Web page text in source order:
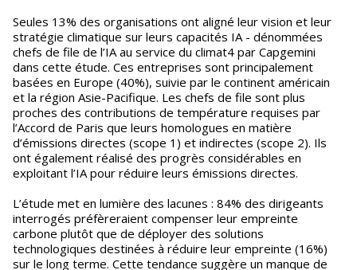
Seules 13% des organisations ont aligné leur vision et leur
stratégie climatique sur leurs capacités IA - dénommées
chefs de file de l’IA au service du climat4 par Capgemini
dans cette étude. Ces entreprises sont principalement
basées en Europe (40%), suivie par le continent américain
et la région Asie-Pacifique. Les chefs de file sont plus
proches des contributions de température requises par
l’Accord de Paris que leurs homologues en matière
d’émissions directes (scope 1) et indirectes (scope 2). Ils
ont également réalisé des progrès considérables en
exploitant l’IA pour réduire leurs émissions directes.
L’étude met en lumière des lacunes : 84% des dirigeants
interrogés préfèreraient compenser leur empreinte
carbone plutôt que de déployer des solutions
technologiques destinées à réduire leur empreinte (16%)
sur le long terme. Cette tendance suggère un manque de